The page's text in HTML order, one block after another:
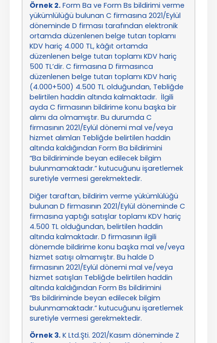
Örnek 2. Form Ba ve Form Bs bildirimi verme
yükümlülüğü bulunan C firmasına 2021/Eylül
döneminde D firması tarafından elektronik
ortamda düzenlenen belge tutarı toplamı
KDV hariç 4.000 TL, kâğıt ortamda
düzenlenen belge tutarı toplamı KDV hariç
500 TL’dir. C firmasına D firmasınca
düzenlenen belge tutarı toplamı KDV hariç
(4.000+500) 4.500 TL olduğundan, Tebliğde
belirtilen haddin altında kalmaktadır. İlgili
ayda C firmasının bildirime konu başka bir
alımı da olmamıştır. Bu durumda C
firmasının 2021/Eylül dönemi mal ve/veya
hizmet alımları Tebliğde belirtilen haddin
altında kaldığından Form Ba bildirimini
“Ba bildiriminde beyan edilecek bilgim
bulunmamaktadır.” kutucuğunu işaretlemek
suretiyle vermesi gerekmektedir.
Diğer taraftan, bildirim verme yükümlülüğü
bulunan D firmasının 2021/Eylül döneminde C
firmasına yaptığı satışlar toplamı KDV hariç
4.500 TL olduğundan, belirtilen haddin
altında kalmaktadır. D firmasının ilgili
dönemde bildirime konu başka mal ve/veya
hizmet satışı olmamıştır. Bu halde D
firmasının 2021/Eylül dönemi mal ve/veya
hizmet satışları Tebliğde belirtilen haddin
altında kaldığından Form Bs bildirimini
“Bs bildiriminde beyan edilecek bilgim
bulunmamaktadır.” kutucuğunu işaretlemek
suretiyle vermesi gerekmektedir.
Örnek 3. K Ltd.Şti. 2021/Kasım döneminde Z